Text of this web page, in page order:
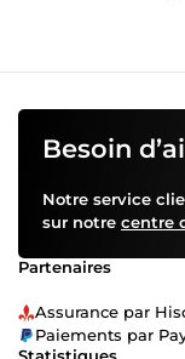
Besoin
Notre service
sur notre centre
Partenaires
Assurance par
Paiements par